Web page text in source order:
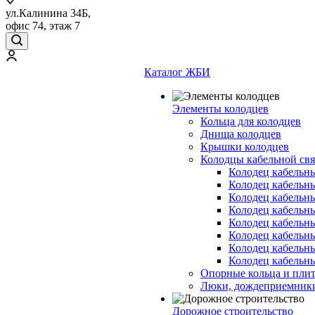
ул.Калинина 34Б,
офис 74, этаж 7
Каталог ЖБИ
Элементы колодцев
Кольца для колодцев
Днища колодцев
Крышки колодцев
Колодцы кабельной
Колодец
Колодец
Колодец
Колодец
Колодец
Колодец
Колодец
Колодец
Опорные кольца и
Люки,
Дорожное строительство